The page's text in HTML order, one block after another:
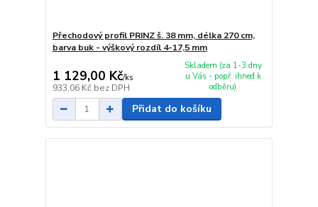
Přechodový profil PRINZ š. 38 mm, délka 270 cm,
barva buk - výškový rozdíl 4-17,5 mm
1 129,00 Kč/ks
933,06 Kč bez DPH
Skladem (za 1-3 dny
u Vás - popř. ihned k
odběru)
Přidat do košíku